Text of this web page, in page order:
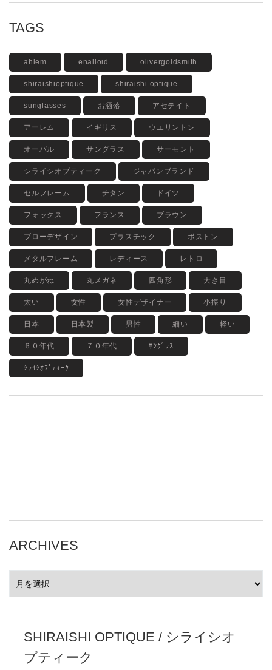
TAGS
ahlem enalloid olivergoldsmith
shiraishioptique shiraishi optique
sunglasses お洒落 アセテイト
アーレム イギリス ウエリントン
オーバル サングラス サーモント
シライシオプティーク ジャパンブランド
セルフレーム チタン ドイツ
フォックス フランス ブラウン
ブローデザイン プラスチック ボストン
メタルフレーム レディース レトロ
丸めがね 丸メガネ 四角形 大き目
太い 女性 女性デザイナー 小振り
日本 日本製 男性 細い 軽い
６０年代 ７０年代 ｻﾝｸﾞﾗｽ
ｼﾗｲｼｵﾌﾟﾃｨｰｸ
ARCHIVES
SHIRAISHI OPTIQUE / シライシオ
プティーク